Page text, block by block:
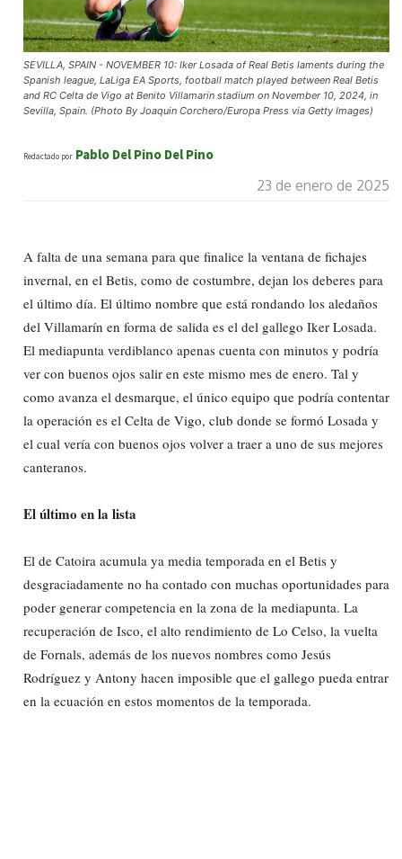
SEVILLA, SPAIN - NOVEMBER 10: Iker Losada of Real Betis laments during the
Spanish league, LaLiga EA Sports, football match played between Real Betis
and RC Celta de Vigo at Benito Villamarin stadium on November 10, 2024, in
Sevilla, Spain. (Photo By Joaquin Corchero/Europa Press via Getty Images)
Redactado por Pablo Del Pino Del Pino
23 de enero de 2025
A falta de una semana para que finalice la ventana de fichajes
invernal, en el Betis, como de costumbre, dejan los deberes para
el último día. El último nombre que está rondando los aledaños
del Villamarín en forma de salida es el del gallego Iker Losada.
El mediapunta verdiblanco apenas cuenta con minutos y podría
ver con buenos ojos salir en este mismo mes de enero. Tal y
como avanza el desmarque, el único equipo que podría contentar
la operación es el Celta de Vigo, club donde se formó Losada y
el cual vería con buenos ojos volver a traer a uno de sus mejores
canteranos.
El último en la lista
El de Catoira acumula ya media temporada en el Betis y
desgraciadamente no ha contado con muchas oportunidades para
poder generar competencia en la zona de la mediapunta. La
recuperación de Isco, el alto rendimiento de Lo Celso, la vuelta
de Fornals, además de los nuevos nombres como Jesús
Rodríguez y Antony hacen imposible que el gallego pueda entrar
en la ecuación en estos momentos de la temporada.